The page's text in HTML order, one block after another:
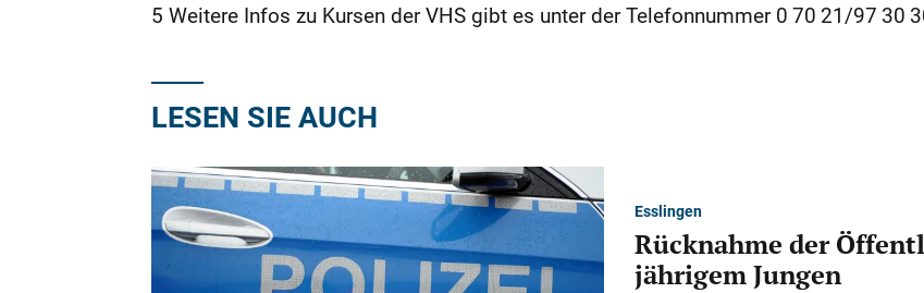
5 Weitere Infos zu Kursen der VHS gibt es unter der Telefonnummer 0 70 21/97 30
LESEN SIE AUCH
Esslingen
Rücknahme der
jährigem Jungen